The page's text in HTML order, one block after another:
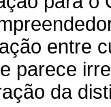
entre
parece
da